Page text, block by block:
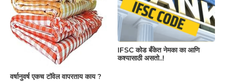
वर्षानुवर्ष एकच टॉवेल वापरताय काय ?
IFSC कोड बँकेत नेमका का आणि
कश्यासाठी असतो..!